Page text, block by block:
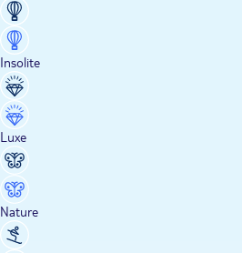
Insolite
Luxe
Nature